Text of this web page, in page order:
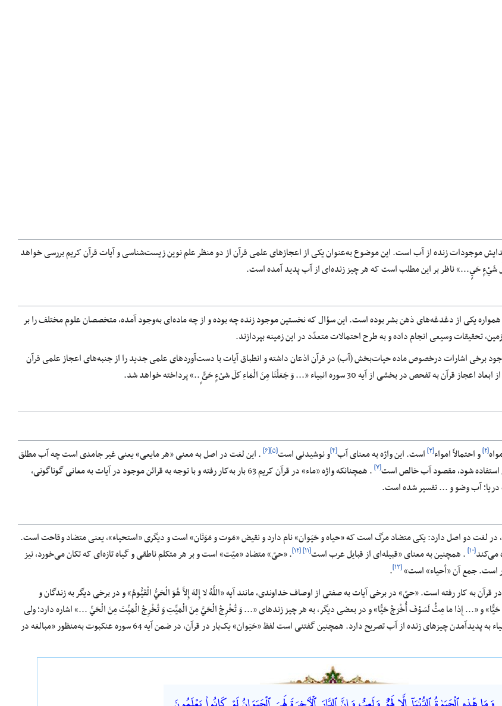
موجودات زنده از آب است. این موضوع به‌عنوان یکی از اعجازهای علمی قرآن از دو منظر علم نوین زیست‌شناسی و آیات قرآن کریم بررسی خواهد
یکی از دغدغه‌های ذهن بشر بوده است. این سؤال که نخستین موجود زنده چه بوده و از چه ماده‌ای به‌وجود آمده، متخصصان علوم مختلف را بر
تحقیقات وسیعی انجام داده و به طرح احتمالات متعدّد در این زمینه بپردازند.
وجود برخی اشارات درخصوص ماده حیات‌بخش (آب) در قرآن اذعان داشته و انطباق آیات با دست‌آوردهای علمی جدید را از جنبه‌های اعجاز علمی قرآن
آیه 30 سوره انبیاء «... وَ جَعَلْنَا مِنَ الْمَاءِ كلَ شىْءٍ حَىٍّ ٍ..» پرداخته خواهد ‌‌‌شد.
[۲] و احتمالاً امواء[۳] است. این واژه به معنای آب[۴] و نوشیدنی است[۵] [۶]
. این لغت در اصل به معنی «هر مایعی» یعنی غیر جامدی است چه آب مطلق
‌‌شود، مقصود آب خالص است[۷]
. همچنانکه واژه «ماء» در قرآن کریم 63 بار به‌کار رفته و با توجه به قرائن موجود در آیات به معانی گوناگونی،
آب وضو و ... تفسیر شده است.
در لغت دو اصل دارد: یکی متضاد مرگ است که «حیاه و حَیَوان» نام دارد و نقیض «مَوت و مَوَتَان» است و دیگری «استحیاء»، یعنی متضاد وقاحت است.
می‌‌کند[۱۰] . همچنین به معنای «قبیله‌ای از قبایل عرب است[۱۱] [۱۲]
. «حیّ» متضاد «میّت» است و بر هر متکلم ناطقی و گیاه تازه‌ای که تکان می‌‌خورد، نیز
است. جمع آن «أحیاء» است»[۱۳]
.
مرتبه در قرآن به کار رفته است. «حیّ» در برخی آیات به‌ صفتی از اوصاف خداوندی، مانند آیه «اللَّهُ لا إِلهَ إِلاَّ هُوَ الْحَيُّ الْقَيُّومُ» و در برخی دیگر به زندگان و
حَيًّا» و «... إِذا ما مِتُّ لَسَوْفَ أُخْرَجُ حَيًّا» و در بعضی دیگر، به هر چيز زنده‏اى «... وَ تُخْرِجُ الْحَيَّ مِنَ الْمَيِّتِ وَ تُخْرِجُ الْمَيِّتَ مِنَ الْحَيِّ ...» اشاره دارد؛ ولی
حائز اهمیت است که صرفاً در آیه سی، سوره انبیاء به پديد‌آمدن چیزهای زنده از آب تصریح دارد. همچنین گفتنی است لفظ «حَیَوان» یک‌بار در قرآن، در ضمن آیه 64 سوره عنکبوت به‌منظور «مبالغه در